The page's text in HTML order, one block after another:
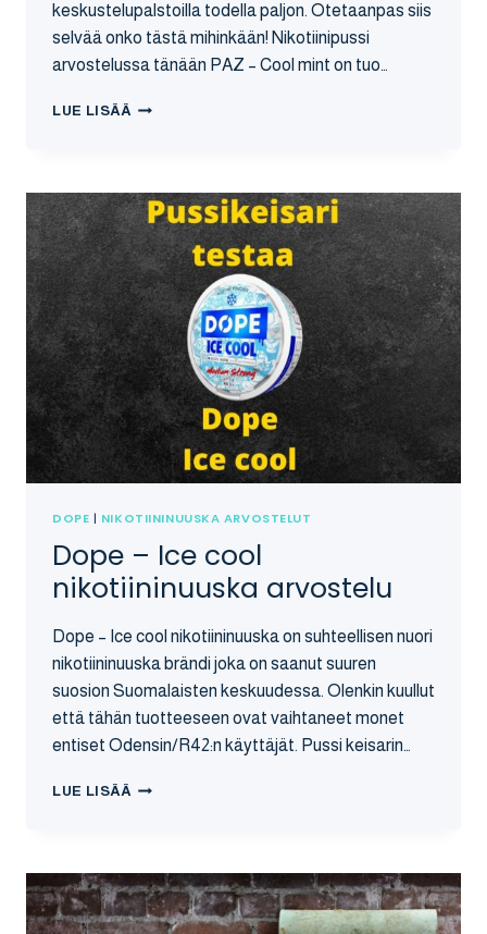
keskustelupalstoilla todella paljon. Otetaanpas siis
selvää onko tästä mihinkään! Nikotiinipussi
arvostelussa tänään PAZ – Cool mint on tuo…
LUE LISÄÄ PAZ
NIKOTIININUUSKA
ARVOSTELU
DOPE | NIKOTIININUUSKA ARVOSTELUT
Dope – Ice cool
nikotiininuuska arvostelu
Dope – Ice cool nikotiininuuska on suhteellisen nuori
nikotiininuuska brändi joka on saanut suuren
suosion Suomalaisten keskuudessa. Olenkin kuullut
että tähän tuotteeseen ovat vaihtaneet monet
entiset Odensin/R42:n käyttäjät. Pussi keisarin…
LUE LISÄÄ DOPE
NIKOTIININUUSKA
ARVOSTELU